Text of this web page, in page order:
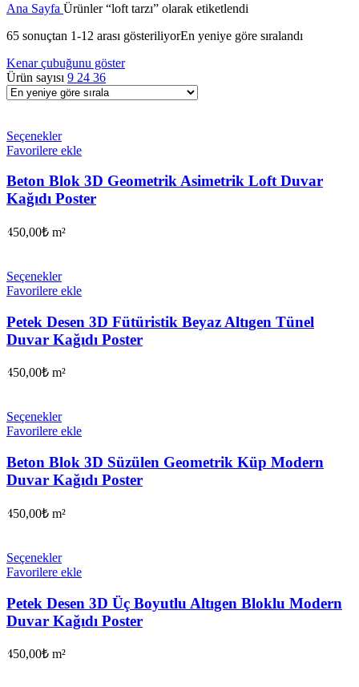
Ana Sayfa Ürünler “loft tarzı” olarak etiketlendi
65 sonuçtan 1-12 arası gösteriliyorEn yeniye göre sıralandı
Kenar çubuğunu göster
Ürün sayısı 9 24 36
Seçenekler
Favorilere ekle
Beton Blok 3D Geometrik Asimetrik Loft Duvar
Kağıdı Poster
450,00₺ m²
Seçenekler
Favorilere ekle
Petek Desen 3D Fütüristik Beyaz Altıgen Tünel
Duvar Kağıdı Poster
450,00₺ m²
Seçenekler
Favorilere ekle
Beton Blok 3D Süzülen Geometrik Küp Modern
Duvar Kağıdı Poster
450,00₺ m²
Seçenekler
Favorilere ekle
Petek Desen 3D Üç Boyutlu Altıgen Bloklu Modern
Duvar Kağıdı Poster
450,00₺ m²